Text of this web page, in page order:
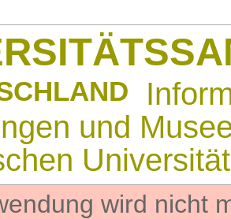
und
wird nicht